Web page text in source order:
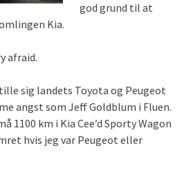
god grund til at
Kia.
afraid.
sig landets Toyota og Peugeot
angst som Jeff Goldblum i Fluen.
1100 km i Kia Cee’d Sporty Wagon
hvis jeg var Peugeot eller